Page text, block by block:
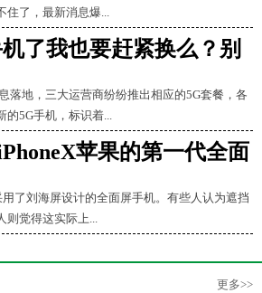
住了，最新消息爆...
了我也要赶紧换么？别
落地，三大运营商纷纷推出相应的5G套餐，各
的5G手机，标识着...
苹果的第一代全面
了刘海屏设计的全面屏手机。有些人认为遮挡
则觉得这实际上...
更多>>